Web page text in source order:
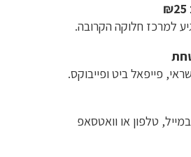
למרכז חלוקה הקרובה.
פייפאל ביט ופייבוקס.
טלפון או וואטסאפ